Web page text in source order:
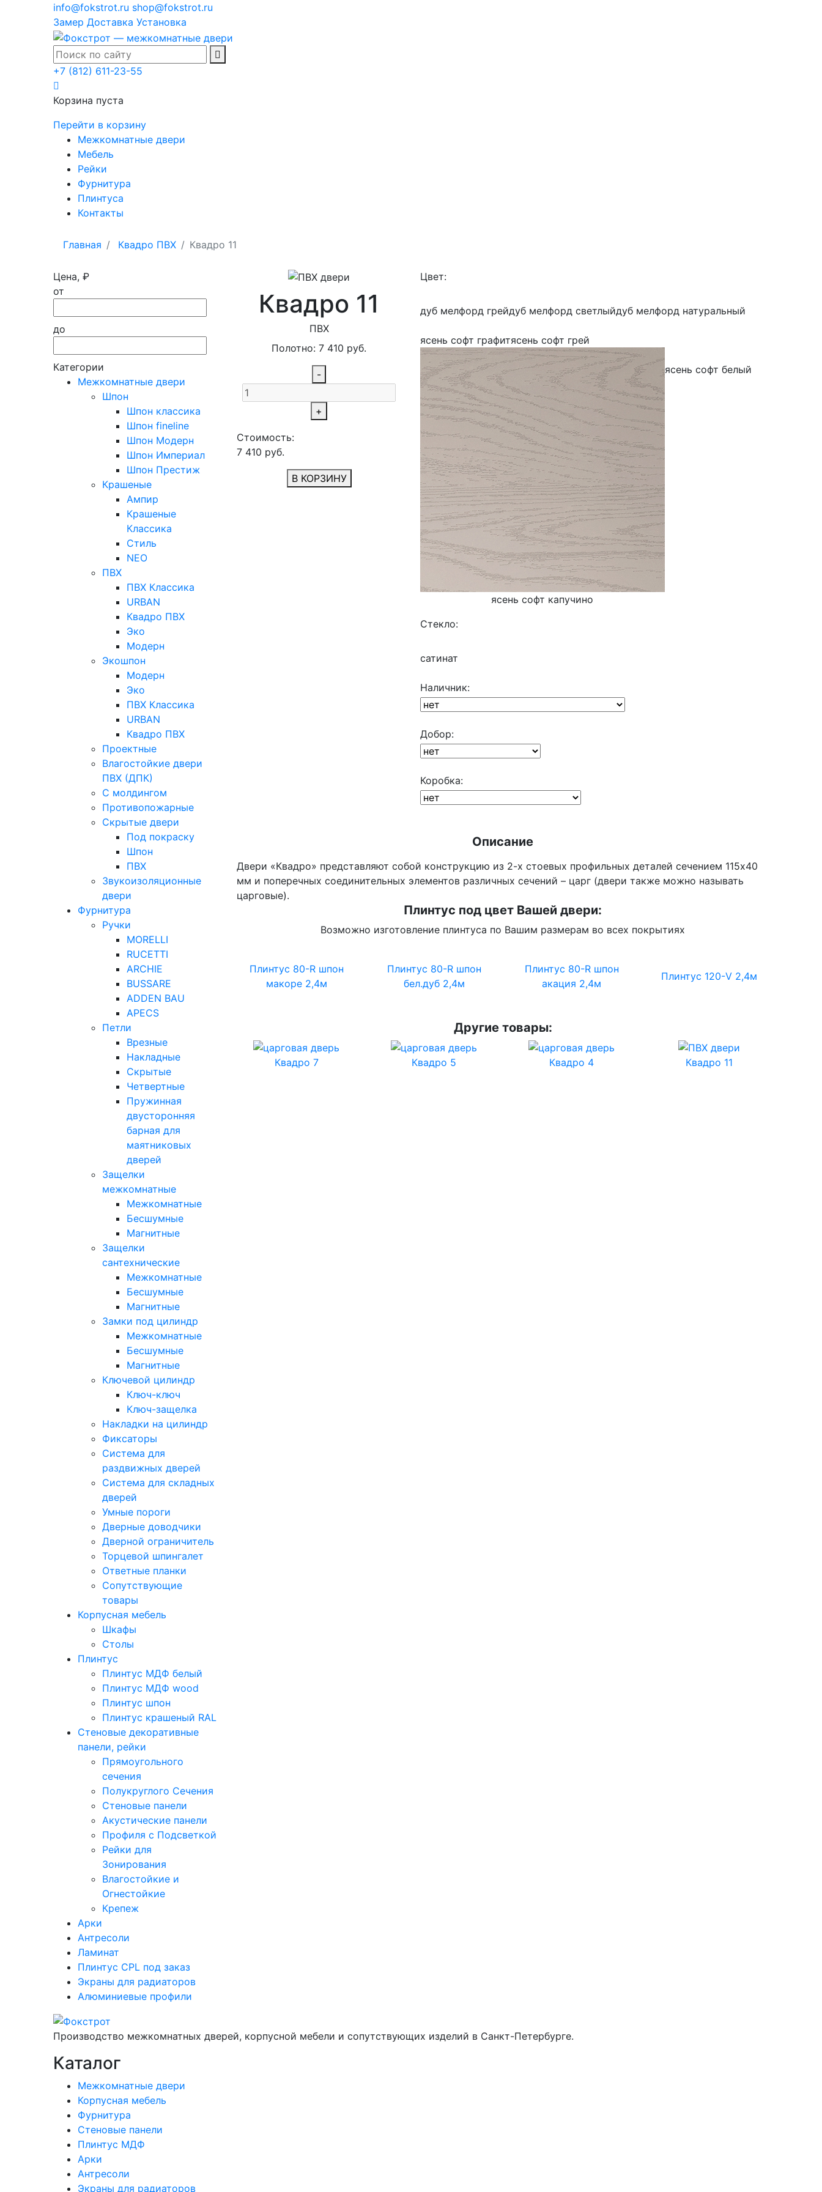
info@fokstrot.ru shop@fokstrot.ru
Замер Доставка Установка
+7 (812) 611-23-55
Корзина пуста
Перейти в корзину
Межкомнатные двери
Мебель
Рейки
Фурнитура
Плинтуса
Контакты
Главная Квадро ПВХ Квадро 11
Цена, ₽
от
до
Категории
Межкомнатные двери
Шпон
Шпон классика
Шпон fineline
Шпон Модерн
Шпон Империал
Шпон Престиж
Крашеные
Ампир
Крашеные
Классика
Стиль
NEO
ПВХ
ПВХ Классика
URBAN
Квадро ПВХ
Эко
Модерн
Экошпон
Модерн
Эко
ПВХ Классика
URBAN
Квадро ПВХ
Проектные
Влагостойкие двери
ПВХ (ДПК)
С молдингом
Противопожарные
Скрытые двери
Под покраску
Шпон
ПВХ
Звукоизоляционные
двери
Фурнитура
Ручки
MORELLI
RUCETTI
ARCHIE
BUSSARE
ADDEN BAU
APECS
Петли
Врезные
Накладные
Скрытые
Четвертные
Пружинная
двусторонняя
барная для
маятниковых
дверей
Защелки
межкомнатные
Межкомнатные
Бесшумные
Магнитные
Защелки
сантехнические
Межкомнатные
Бесшумные
Магнитные
Замки под цилиндр
Межкомнатные
Бесшумные
Магнитные
Ключевой цилиндр
Ключ-ключ
Ключ-защелка
Накладки на цилиндр
Фиксаторы
Система для
раздвижных дверей
Система для складных
дверей
Умные пороги
Дверные доводчики
Дверной ограничитель
Торцевой шпингалет
Ответные планки
Сопутствующие
товары
Корпусная мебель
Шкафы
Столы
Плинтус
Плинтус МДФ белый
Плинтус МДФ wood
Плинтус шпон
Плинтус крашеный RAL
Стеновые декоративные
панели, рейки
Прямоугольного
сечения
Полукруглого Сечения
Стеновые панели
Акустические панели
Профиля с Подсветкой
Рейки для
Зонирования
Влагостойкие и
Огнестойкие
Крепеж
Арки
Антресоли
Ламинат
Плинтус CPL под заказ
Экраны для радиаторов
Алюминиевые профили
Квадро 11
ПВХ
Полотно:7 410 руб.
-
+
Стоимость:
7 410 руб.
В КОРЗИНУ
Цвет:
дуб мелфорд грейдуб мелфорд светлыйдуб мелфорд натуральный
ясень софт графитясень софт грей
ясень софт капучино
ясень софт белый
Стекло:
сатинат
Наличник:
Добор:
Коробка:
Описание
Двери «Квадро» представляют собой конструкцию из 2-х стоевых профильных деталей сечением 115х40
мм и поперечных соединительных элементов различных сечений – царг (двери также можно называть
царговые).
Плинтус под цвет Вашей двери:
Возможно изготовление плинтуса по Вашим размерам во всех покрытиях
Плинтус 80-R шпон
макоре 2,4м
Плинтус 80-R шпон
бел.дуб 2,4м
Плинтус 80-R шпон
акация 2,4м
Плинтус 120-V 2,4м
Другие товары:
Квадро 7 Квадро 5 Квадро 4 Квадро 11
Производство межкомнатных дверей, корпусной мебели и сопутствующих изделий в Санкт-Петербурге.
Каталог
Межкомнатные двери
Корпусная мебель
Фурнитура
Стеновые панели
Плинтус МДФ
Арки
Антресоли
Экраны для радиаторов